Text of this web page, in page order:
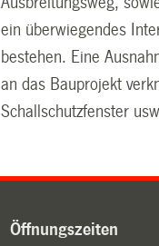
ein überwiegendes
bestehen. Eine
an das Bauprojekt
Schallschutzfenster
Öffnungszeiten